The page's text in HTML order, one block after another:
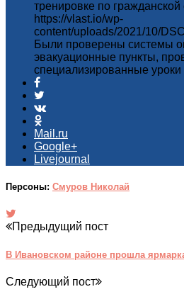
тренировке по
https://vlast.io/wp-
content/uploads/2021/10/
Были проверены системы
эвакуационные пункты,
специализированные
Mail.ru
Google+
Livejournal
Персоны: Смуров Николай
Предыдущий пост
В Ивановском районе прошла
Следующий пост